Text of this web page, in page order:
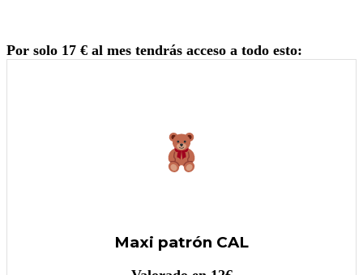
Por solo 17 € al mes tendrás acceso a todo esto:
Maxi patrón CAL